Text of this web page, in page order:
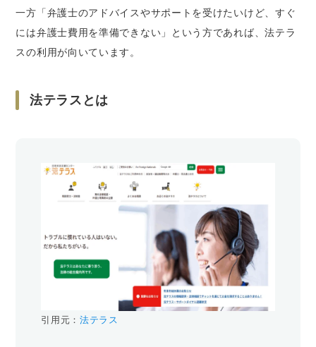
一方「弁護士のアドバイスやサポートを受けたいけど、すぐ
には弁護士費用を準備できない」という方であれば、法テラ
スの利用が向いています。
法テラスとは
引用元：法テラス